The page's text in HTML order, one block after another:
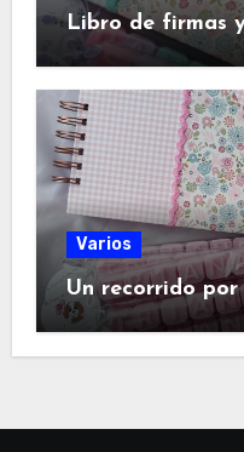
Libro de firmas
Varios
Un recorrido